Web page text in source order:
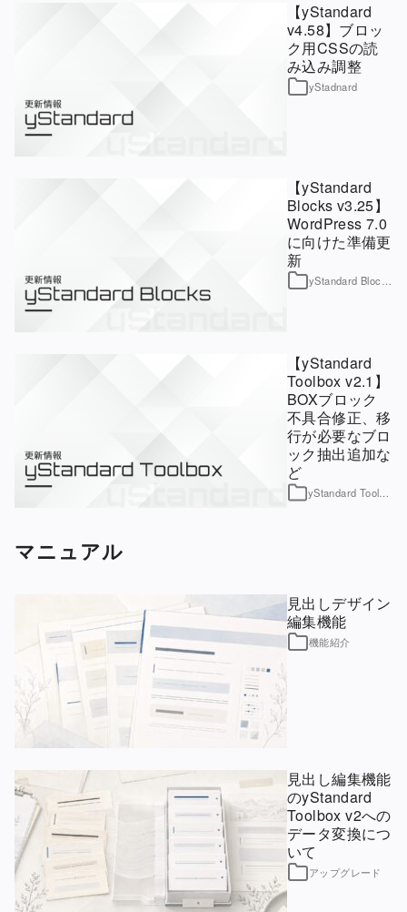
【yStandard
v4.58】ブロッ
ク用CSSの読
み込み調整
yStadnard
【yStandard
Blocks v3.25】
WordPress 7.0
に向けた準備更
新
【yStandard
Toolbox v2.1】
BOXブロック
不具合修正、移
行が必要なブロ
ック抽出追加な
ど
マニュアル
見出しデザイン
編集機能
機能紹介
見出し編集機能
のyStandard
Toolbox v2への
データ変換につ
いて
アップグレード